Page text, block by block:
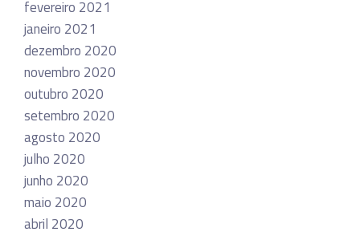
fevereiro 2021
janeiro 2021
dezembro 2020
novembro 2020
outubro 2020
setembro 2020
agosto 2020
julho 2020
junho 2020
maio 2020
abril 2020